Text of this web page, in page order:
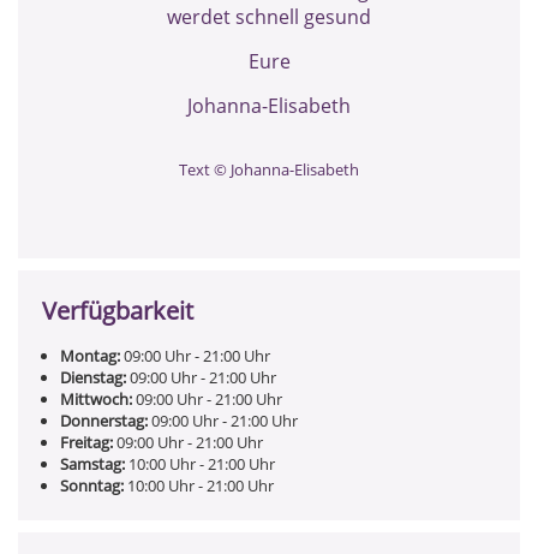
werdet schnell gesund
Eure
Johanna-Elisabeth
Text © Johanna-Elisabeth
Verfügbarkeit
Montag:09:00 Uhr- 21:00 Uhr
Dienstag:09:00 Uhr- 21:00 Uhr
Mittwoch:09:00 Uhr- 21:00 Uhr
Donnerstag:09:00 Uhr- 21:00 Uhr
Freitag:09:00 Uhr- 21:00 Uhr
Samstag: 10:00 Uhr- 21:00 Uhr
Sonntag: 10:00 Uhr- 21:00 Uhr